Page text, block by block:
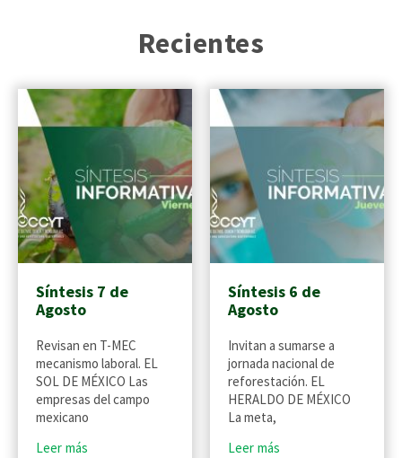
Recientes
Síntesis 7 de
Agosto
Revisan en T-MEC
mecanismo laboral. EL
SOL DE MÉXICO Las
empresas del campo
mexicano
Leer más
Síntesis 6 de
Agosto
Invitan a sumarse a
jornada nacional de
reforestación. EL
HERALDO DE MÉXICO
La meta,
Leer más